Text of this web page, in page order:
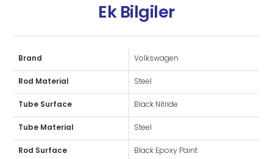
Ek Bilgiler
Brand Volkswagen
Rod Material Steel
Tube Surface Black Nitride
Tube Material Steel
Rod Surface Black Epoxy Paint